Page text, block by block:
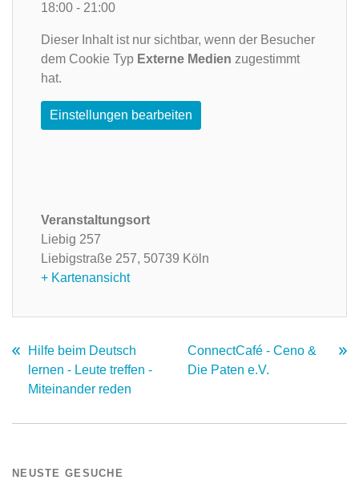
18:00 - 21:00
Dieser Inhalt ist nur sichtbar, wenn der Besucher
dem Cookie Typ Externe Medien zugestimmt
hat.
Einstellungen bearbeiten
Veranstaltungsort
Liebig 257
Liebigstraße 257, 50739 Köln
+ Kartenansicht
Hilfe beim Deutsch
lernen - Leute treffen -
Miteinander reden
ConnectCafé - Ceno &
Die Paten e.V.
NEUSTE GESUCHE